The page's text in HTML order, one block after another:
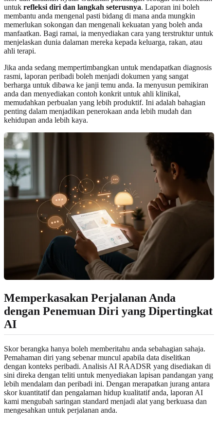
untuk refleksi diri dan langkah seterusnya. Laporan ini boleh
membantu anda mengenal pasti bidang di mana anda mungkin
memerlukan sokongan dan mengenali kekuatan yang boleh anda
manfaatkan. Bagi ramai, ia menyediakan cara yang terstruktur untuk
menjelaskan dunia dalaman mereka kepada keluarga, rakan, atau
ahli terapi.
Jika anda sedang mempertimbangkan untuk mendapatkan diagnosis
rasmi, laporan peribadi boleh menjadi dokumen yang sangat
berharga untuk dibawa ke janji temu anda. Ia menyusun pemikiran
anda dan menyediakan contoh konkrit untuk ahli klinikal,
memudahkan perbualan yang lebih produktif. Ini adalah bahagian
penting dalam menjadikan penerokaan anda lebih mudah dan
kehidupan anda lebih kaya.
Memperkasakan Perjalanan Anda
dengan Penemuan Diri yang Dipertingkat
AI
Skor berangka hanya boleh memberitahu anda sebahagian sahaja.
Pemahaman diri yang sebenar muncul apabila data diselitkan
dengan konteks peribadi. Analisis AI RAADSR yang disediakan di
sini direka dengan teliti untuk menyediakan lapisan pandangan yang
lebih mendalam dan peribadi ini. Dengan merapatkan jurang antara
skor kuantitatif dan pengalaman hidup kualitatif anda, laporan AI
kami mengubah saringan standard menjadi alat yang berkuasa dan
mengesahkan untuk perjalanan anda.